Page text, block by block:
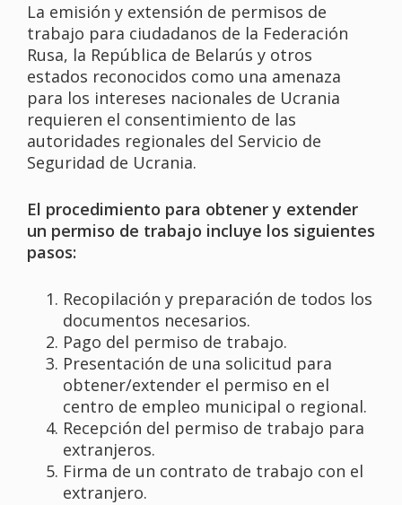
La emisión y extensión de permisos de
trabajo para ciudadanos de la Federación
Rusa, la República de Belarús y otros
estados reconocidos como una amenaza
para los intereses nacionales de Ucrania
requieren el consentimiento de las
autoridades regionales del Servicio de
Seguridad de Ucrania.
El procedimiento para obtener y extender
un permiso de trabajo incluye los siguientes
pasos:
Recopilación y preparación de todos los
documentos necesarios.
Pago del permiso de trabajo.
Presentación de una solicitud para
obtener/extender el permiso en el
centro de empleo municipal o regional.
Recepción del permiso de trabajo para
extranjeros.
Firma de un contrato de trabajo con el
extranjero.